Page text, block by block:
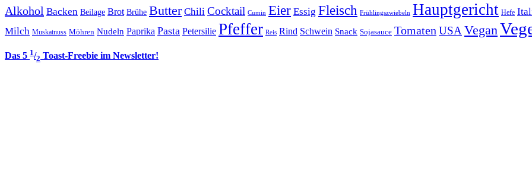
Alkohol Backen Beilage Brot Brühe Butter Chili Cocktail Cumin Eier Essig Fleisch Frühlingszwiebeln Hauptgericht Hefe
Milch Muskatnuss Möhren Nudeln Paprika Pasta Petersilie Pfeffer Reis Rind Schwein Snack Sojasauce Tomaten USA Vegan
Das 5 1/2 Toast-Freebie im Newsletter!